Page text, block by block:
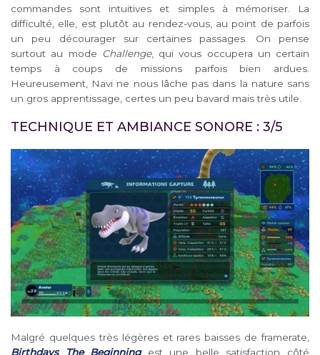
commandes sont intuitives et simples à mémoriser. La
difficulté, elle, est plutôt au rendez-vous, au point de parfois
un peu décourager sur certaines passages. On pense
surtout au mode Challenge, qui vous occupera un certain
temps à coups de missions parfois bien ardues.
Heureusement, Navi ne nous lâche pas dans la nature sans
un gros apprentissage, certes un peu bavard mais très utile.
TECHNIQUE ET AMBIANCE SONORE : 3/5
Malgré quelques très légères et rares baisses de framerate,
Birthdays The Beginningest une belle satisfaction côté